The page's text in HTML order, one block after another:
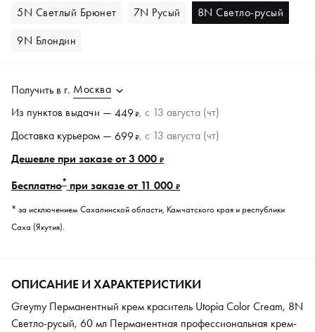
5N Светлый Брюнет 7N Русый
8N Светло-русый
9N Блондин
Получить в г. Москва
Из пунктов выдачи — 449₽, c 13 августа (чт)
Доставка курьером — 699₽, c 13 августа (чт)
Дешевле при заказе от 3 000 ₽
Бесплатно* при заказе от 11 000 ₽
* за исключением Сахалинской области, Камчатского края и республики
Саха (Якутия).
ОПИСАНИЕ И ХАРАКТЕРИСТИКИ
Greymy Перманентный крем краситель Utopia Color Cream, 8N
Светло-русый, 60 мл Перманентная профессиональная крем-